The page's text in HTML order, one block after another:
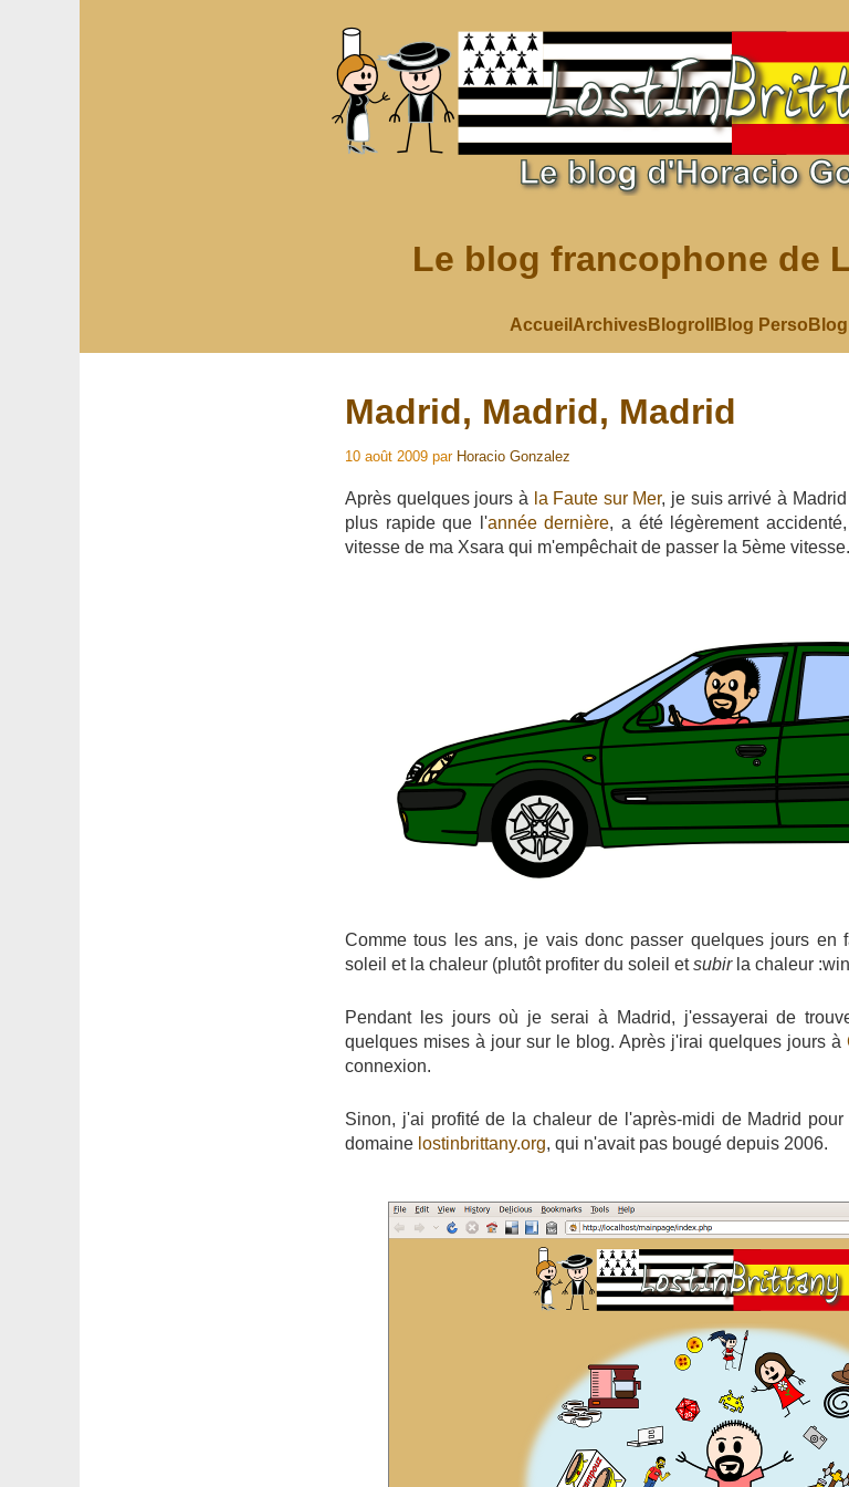
Le blog francophone de
Accueil ArchivesBlogroll Blog Perso
Madrid, Madrid, Madrid
10 août 2009 par Horacio Gonzalez
Après quelques jours à la Faute sur Mer, je suis arrivé à
plus rapide que l'année dernière, a été légèrement
vitesse de ma Xsara qui m'empêchait de passer la 5ème vitesse.
Comme tous les ans, je vais donc passer quelques jours en
soleil et la chaleur (plutôt profiter du soleil etsubirla chaleur
Pendant les jours où je serai à Madrid, j'essayerai de
quelques mises à jour sur le blog. Après j'irai quelques jours à
connexion.
Sinon, j'ai profité de la chaleur de l'après-midi de Madrid
domaine lostinbrittany.org, qui n'avait pas bougé depuis 2006.